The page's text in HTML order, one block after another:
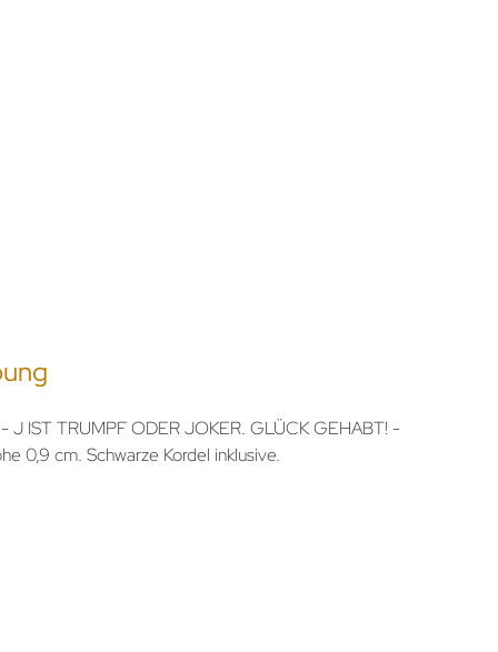
J IST TRUMPF ODER JOKER. GLÜCK GEHABT! -
0,9 cm. Schwarze Kordel inklusive.